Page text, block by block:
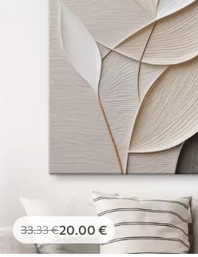
Hind Alates .00
33.33€20.00 €